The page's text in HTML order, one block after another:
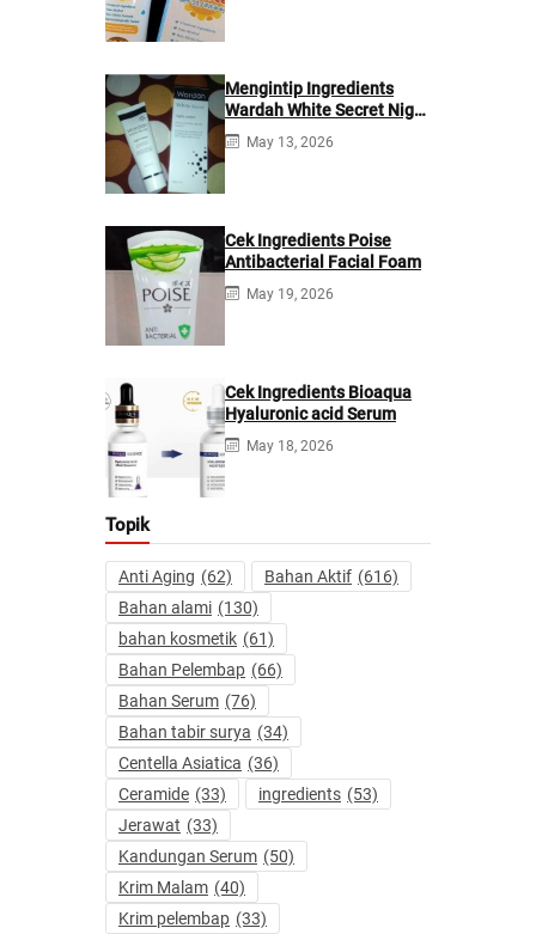
Mengintip Ingredients
Wardah White Secret Night
Cream
May 13, 2026
Cek Ingredients Poise
Antibacterial Facial Foam
May 19, 2026
Cek Ingredients Bioaqua
Hyaluronic acid Serum
May 18, 2026
Topik
Anti Aging (62) Bahan Aktif (616)
Bahan alami (130)
bahan kosmetik (61)
Bahan Pelembap (66)
Bahan Serum (76)
Bahan tabir surya (34)
Centella Asiatica (36)
Ceramide (33) ingredients (53)
Jerawat (33)
Kandungan Serum (50)
Krim Malam (40)
Krim pelembap (33)